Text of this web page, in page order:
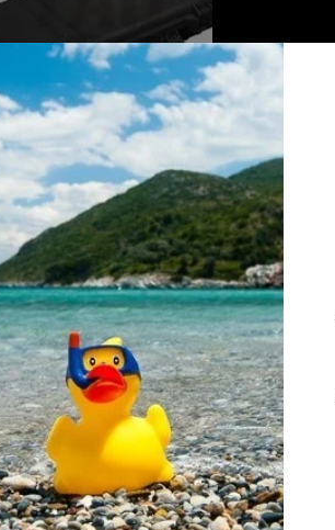
68.5 cm SMG Hard Case Black of
Desert
€76,90
ABONNEER